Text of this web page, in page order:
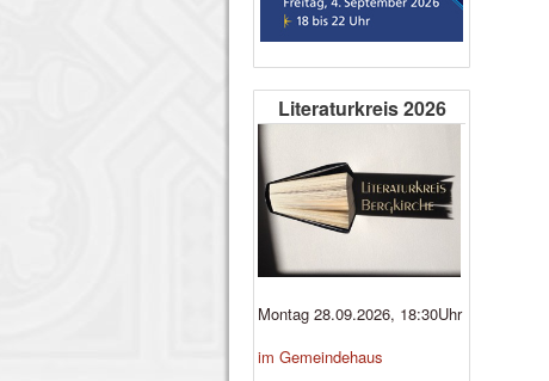
Literaturkreis 2026
Montag 28.09.2026, 18:30Uhr
im Gemeindehaus